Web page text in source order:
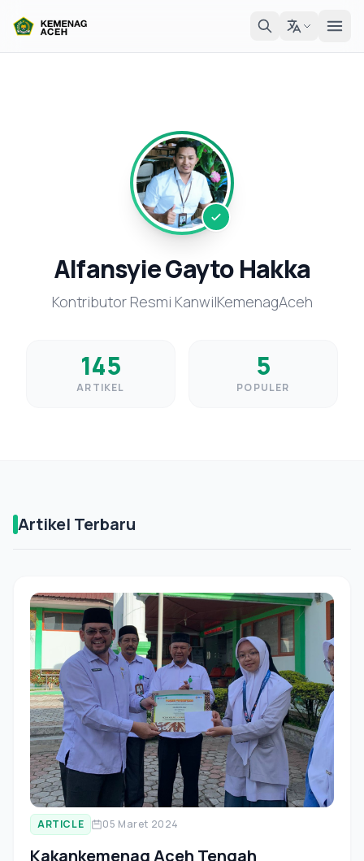
Alfansyie Gayto Hakka
Kontributor Resmi KanwilKemenagAceh
145
ARTIKEL
5
POPULER
Artikel Terbaru
ARTICLE 05 Maret 2024
Kakankemenag Aceh Tengah